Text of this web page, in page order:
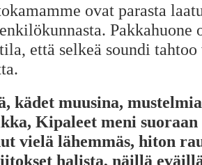
ovat parasta
Pakkahuone
että selkeä soundi
kädet muusina,
Kipaleet meni suoraan
vielä lähemmäs, hiton
halista, näillä